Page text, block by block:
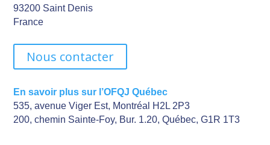
93200 Saint Denis
France
Nous contacter
En savoir plus sur l’OFQJ Québec
535, avenue Viger Est, Montréal H2L 2P3
200, chemin Sainte-Foy, Bur. 1.20, Québec, G1R 1T3